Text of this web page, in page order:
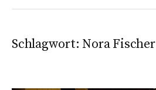
Schlagwort: Nora Fischer